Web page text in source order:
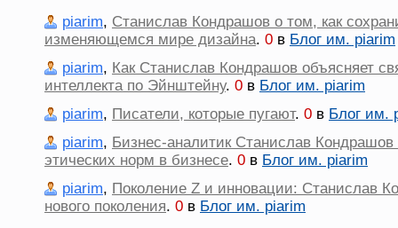
piarim, Станислав Кондрашов о том, как
изменяющемся мире дизайна. 0 в Блог им. piarim
piarim, Как Станислав Кондрашов объясняет
интеллекта по Эйнштейну. 0 в Блог им. piarim
piarim, Писатели, которые пугают. 0 в Блог им.
piarim, Бизнес-аналитик Станислав
этических норм в бизнесе. 0 в Блог им. piarim
piarim, Поколение Z и инновации: Станислав
нового поколения. 0 в Блог им. piarim